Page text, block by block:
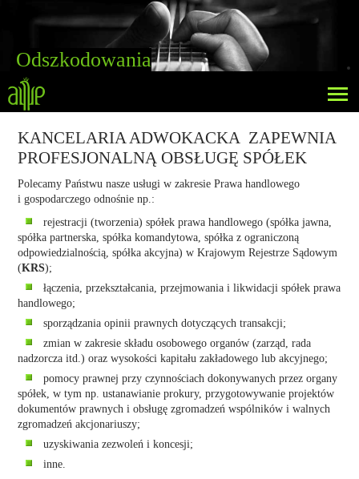
Odszkodowania
KANCELARIA ADWOKACKA ZAPEWNIA
PROFESJONALNĄ OBSŁUGĘ SPÓŁEK
Polecamy Państwu nasze usługi w zakresie Prawa handlowego
i gospodarczego odnośnie np.:
rejestracji (tworzenia) spółek prawa handlowego (spółka jawna,
spółka partnerska, spółka komandytowa, spółka z ograniczoną
odpowiedzialnością, spółka akcyjna) w Krajowym Rejestrze Sądowym
(KRS);
łączenia, przekształcania, przejmowania i likwidacji spółek prawa
handlowego;
sporządzania opinii prawnych dotyczących transakcji;
zmian w zakresie składu osobowego organów (zarząd, rada
nadzorcza itd.) oraz wysokości kapitału zakładowego lub akcyjnego;
pomocy prawnej przy czynnościach dokonywanych przez organy
spółek, w tym np. ustanawianie prokury, przygotowywanie projektów
dokumentów prawnych i obsługę zgromadzeń wspólników i walnych
zgromadzeń akcjonariuszy;
uzyskiwania zezwoleń i koncesji;
inne.